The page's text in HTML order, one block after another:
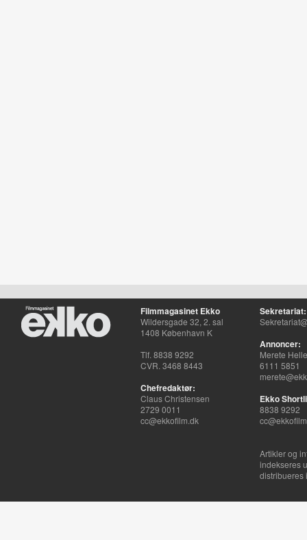
Filmmagasinet Ekko
Wildersgade 32, 2. sal
1408 København K
Tlf. 8838 9292
CVR. 3468 8443
Chefredaktør:
Claus Christensen
2729 0011
cc@ekkofilm.dk
Sekretariat:
Annoncer:
Merete
6111 5851
Ekko
8838 9292
Artikler og
indekseres
distribueres